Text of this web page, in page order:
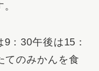
：30午後は15：
てのみかんを食